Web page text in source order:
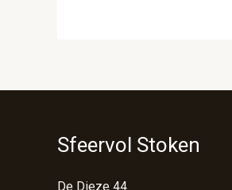
Sfeervol Stoken
De Dieze 44